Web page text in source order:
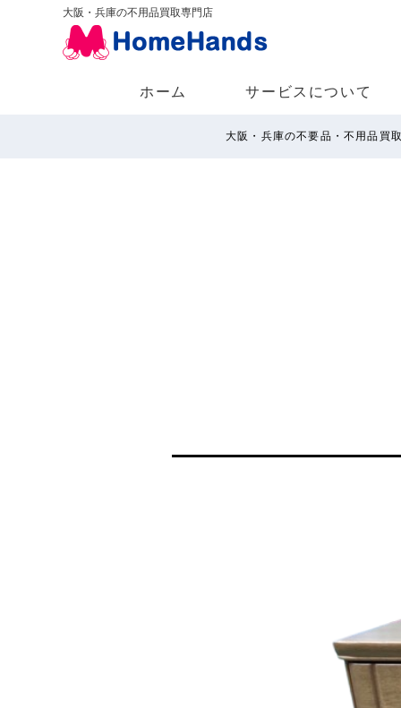
大阪・兵庫の不用品買取専門店
ホーム サービスについて
大阪・兵庫の不要品・不用品買